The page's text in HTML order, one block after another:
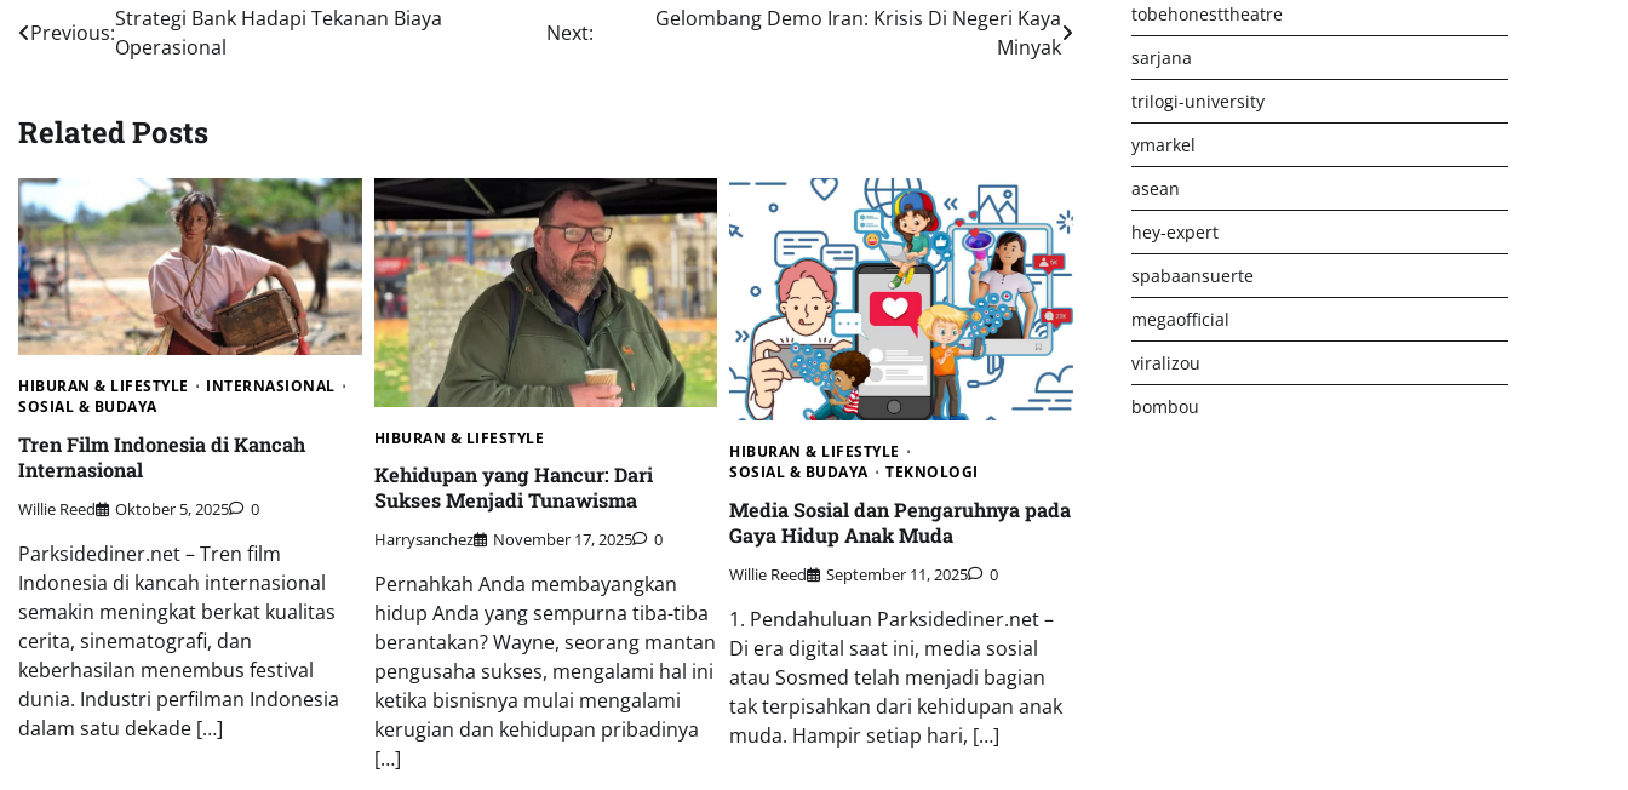
Navigasi
Previous:
Strategi Bank Hadapi Tekanan Biaya
Operasional
Next:
Gelombang Demo Iran: Krisis Di Negeri Kaya
Minyak
Related Posts
HIBURAN & LIFESTYLE
INTERNASIONAL
SOSIAL & BUDAYA
Tren Film Indonesia di Kancah
Internasional
Willie Reed Oktober 5, 2025 0
Parksidediner.net – Tren film
Indonesia di kancah internasional
semakin meningkat berkat kualitas
cerita, sinematografi, dan
keberhasilan menembus festival
dunia. Industri perfilman Indonesia
dalam satu dekade […]
HIBURAN & LIFESTYLE
Kehidupan yang Hancur: Dari
Sukses Menjadi Tunawisma
Harrysanchez November 17, 2025 0
Pernahkah Anda membayangkan
hidup Anda yang sempurna tiba-tiba
berantakan? Wayne, seorang mantan
pengusaha sukses, mengalami hal ini
ketika bisnisnya mulai mengalami
kerugian dan kehidupan pribadinya
[…]
HIBURAN & LIFESTYLE
SOSIAL & BUDAYA
TEKNOLOGI
Media Sosial dan Pengaruhnya pada
Gaya Hidup Anak Muda
Willie Reed September 11, 2025 0
1. Pendahuluan Parksidediner.net –
Di era digital saat ini, media sosial
atau Sosmed telah menjadi bagian
tak terpisahkan dari kehidupan anak
muda. Hampir setiap hari, […]
tobehonesttheatre
sarjana
trilogi-university
ymarkel
asean
hey-expert
spabaansuerte
megaofficial
viralizou
bombou